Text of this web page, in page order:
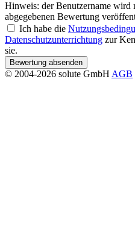
Hinweis: der Benutzername wird
abgegebenen Bewertung
Ich habe die
Datenschutzunterrichtung zur
sie.
Bewertung absenden
© 2004-2026 solute GmbH AGB